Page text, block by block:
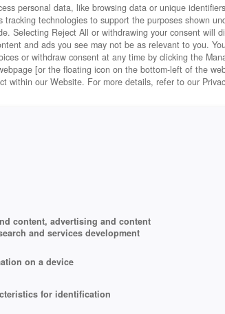
personal data, like browsing data or unique
technologies to support the purposes shown
Selecting Reject All or withdrawing your consent will
and ads you see may not be as relevant to you.
or withdraw consent at any time by clicking the
[or the floating icon on the bottom-left of the
within our Website. For more details, refer to our
content, advertising and content
and services development
on a device
for identification